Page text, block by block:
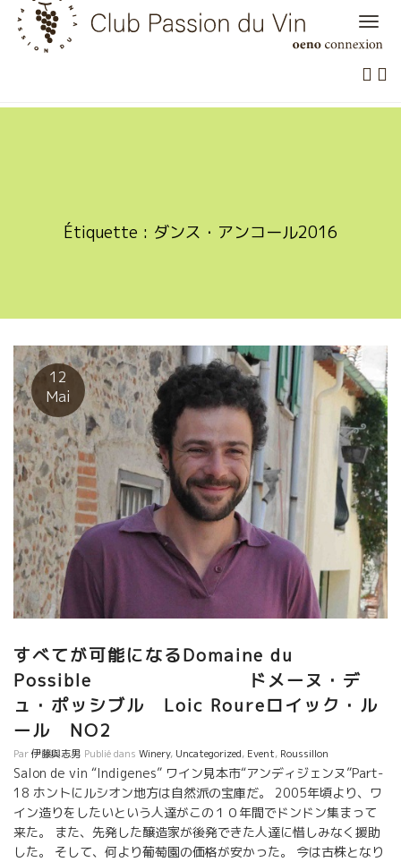
Skip
content
Étiquette : ダンス・アンコール2016
12
Mai
すべてが可能になるDomaine du
Possible ドメーヌ・デ
ュ・ポッシブル Loic Roureロイック・ル
ール NO2
Par伊藤與志男 Publié dans Winery, Uncategorized, Event, Roussillon
Salon de vin “Indigenes” ワイン見本市“アンディジェンヌ”Part-
18 ホントにルシオン地方は自然派の宝庫だ。 2005年頃より、ワ
イン造りをしたいという人達がこの１０年間でドンドン集まって
来た。 また、先発した醸造家が後発できた人達に惜しみなく援助
した。 そして、何より葡萄園の価格が安かった。 今は古株となり